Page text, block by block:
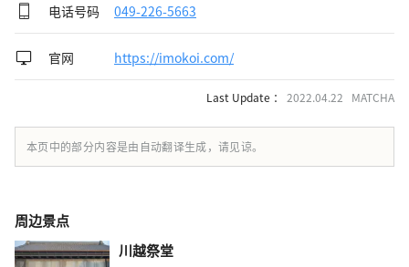
电话号码 049-226-5663
官网 https://imokoi.com/
Last Update ： 2022.04.22 MATCHA
本页中的部分内容是由自动翻译生成，请见谅。
周边景点
川越祭堂